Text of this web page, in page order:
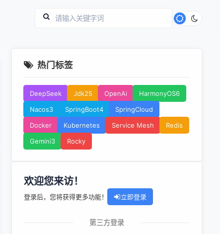
热门标签
DeepSeek Jdk25 OpenAi
HarmonyOS6
Nacos3
SpringBoot4
SpringCloud
Docker
Kubernetes Service Mesh
Redis
Gemini3
Rocky
欢迎您来访！
登录后，您将获得更多功能！ 立即登录
第三方登录